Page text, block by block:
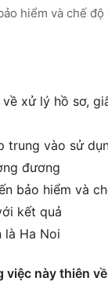
hiểm và chế
xử lý hồ sơ,
trung vào sử
đương
bảo hiểm và
kết quả
là Ha Noi
việc này thiên về